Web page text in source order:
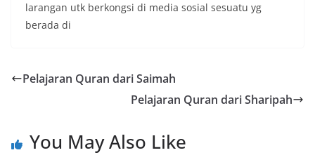
larangan utk berkongsi di media sosial sesuatu yg
berada di
Pelajaran Quran dari Saimah
Pelajaran Quran dari Sharipah
You May Also Like